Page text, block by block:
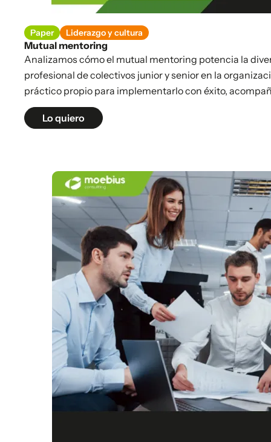
Paper Liderazgo y cultura
Mutual mentoring
Analizamos cómo el mutual mentoring potencia la
profesional de colectivos junior y senior en la
práctico propio para implementarlo con éxito,
Lo quiero